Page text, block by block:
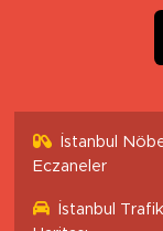
İstanbul
Eczaneler
İstanbul